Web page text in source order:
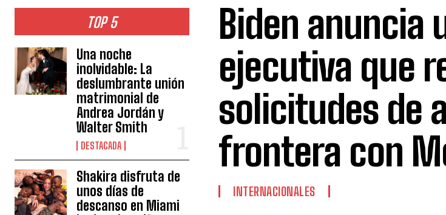
TOP 5
Una noche
inolvidable: La
deslumbrante unión
matrimonial de
Andrea Jordán y
Walter Smith
DESTACADA
Shakira disfruta de
unos días de
descanso en Miami
Biden anuncia
ejecutiva que
solicitudes de
frontera con
INTERNACIONALES